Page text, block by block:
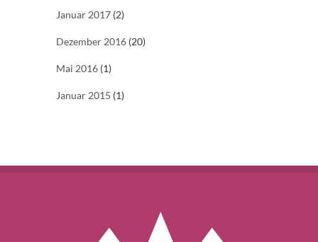
Januar 2017 (2)
Dezember 2016 (20)
Mai 2016 (1)
Januar 2015 (1)